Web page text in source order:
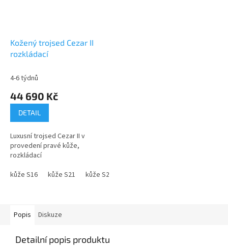
Kožený trojsed Cezar II
rozkládací
4-6 týdnů
44 690 Kč
DETAIL
Luxusní trojsed Cezar II v
provedení pravé kůže,
rozkládací
kůže S16
kůže S21 kůže S22
Popis Diskuze
Detailní popis produktu